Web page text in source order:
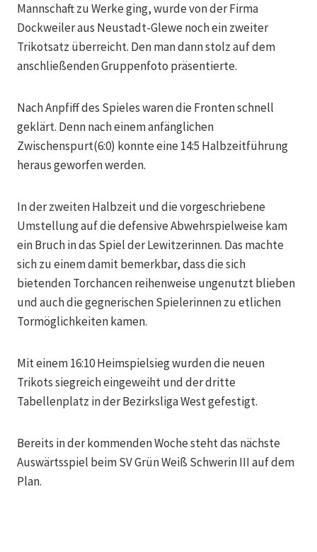
Mannschaft zu Werke ging, wurde von der Firma
Dockweiler aus Neustadt-Glewe noch ein zweiter
Trikotsatz überreicht. Den man dann stolz auf dem
anschließenden Gruppenfoto präsentierte.
Nach Anpfiff des Spieles waren die Fronten schnell
geklärt. Denn nach einem anfänglichen
Zwischenspurt(6:0) konnte eine 14:5 Halbzeitführung
heraus geworfen werden.
In der zweiten Halbzeit und die vorgeschriebene
Umstellung auf die defensive Abwehrspielweise kam
ein Bruch in das Spiel der Lewitzerinnen. Das machte
sich zu einem damit bemerkbar, dass die sich
bietenden Torchancen reihenweise ungenutzt blieben
und auch die gegnerischen Spielerinnen zu etlichen
Tormöglichkeiten kamen.
Mit einem 16:10 Heimspielsieg wurden die neuen
Trikots siegreich eingeweiht und der dritte
Tabellenplatz in der Bezirksliga West gefestigt.
Bereits in der kommenden Woche steht das nächste
Auswärtsspiel beim SV Grün Weiß Schwerin III auf dem
Plan.